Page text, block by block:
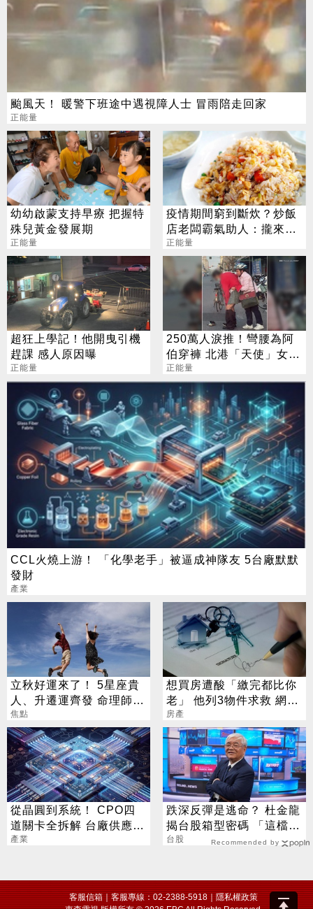
颱風天！ 暖警下班途中遇視障人士 冒雨陪走回家
正能量
幼幼啟蒙支持早療 把握特
殊兒黃金發展期
正能量
疫情期間窮到斷炊？炒飯
店老闆霸氣助人：攏來我
請
正能量
超狂上學記！他開曳引機
趕課 感人原因曝
正能量
250萬人淚推！彎腰為阿
伯穿褲 北港「天使」女高
中生爆紅
正能量
CCL火燒上游！ 「化學老手」被逼成神隊友 5台廠默默
發財
產業
立秋好運來了！ 5星座貴
人、升遷運齊發 命理師：
把握黃金轉運期
焦點
想買房遭酸「繳完都比你
老」 他列3物件求救 網嚇
退：全是坑
房產
從晶圓到系統！ CPO四
道關卡全拆解 台廠供應鏈
陣容曝光
產業
跌深反彈是逃命？ 杜金龍
揭台股箱型密碼 「這檔」
手腳要快
台股 Recommended by
客服信箱｜客服專線：02-2388-5918｜隱私權政策